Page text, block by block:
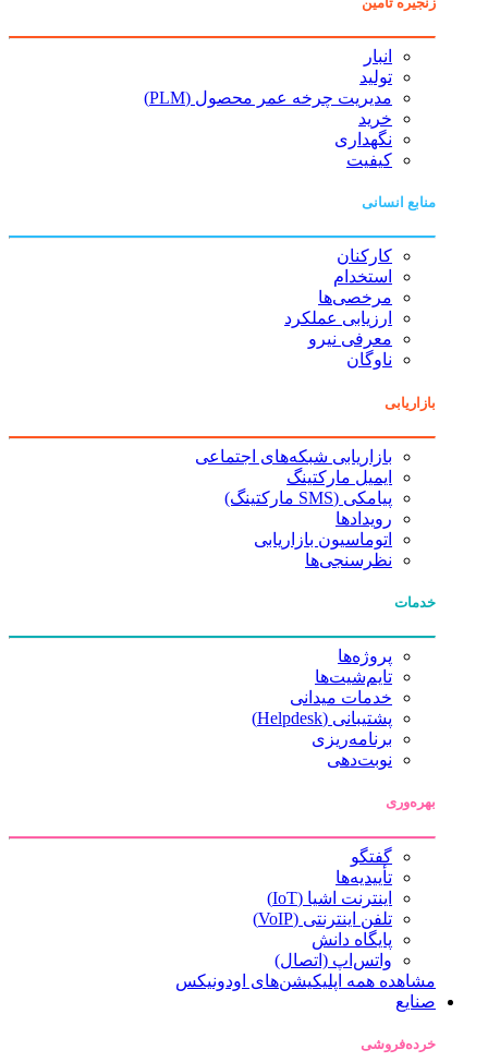
انبار
تولید
مدیریت چرخه عمر محصول (PLM)
خرید
نگهداری
کیفیت
منابع انسانی
کارکنان
استخدام
مرخصی‌ها
ارزیابی عملکرد
معرفی نیرو
ناوگان
بازاریابی
بازاریابی شبکه‌های اجتماعی
ایمیل مارکتینگ
پیامکی (SMS مارکتینگ)
رویدادها
اتوماسیون بازاریابی
نظرسنجی‌ها
خدمات
پروژه‌ها
تایم‌شیت‌ها
خدمات میدانی
پشتیبانی (Helpdesk)
برنامه‌ریزی
نوبت‌دهی
بهره‌وری
گفتگو
تأییدیه‌ها
اینترنت اشیا (IoT)
تلفن اینترنتی (VoIP)
پایگاه دانش
واتس‌اپ (اتصال)
مشاهده همه اپلیکیشن‌های اودونیکس
صنایع
خرده‌فروشی